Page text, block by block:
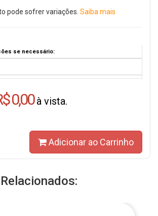
pode sofrer variações. Saiba mais
se necessário:
0,00à vista.
Adicionar ao Carrinho